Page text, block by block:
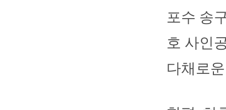
포수 송
호 사인
다채로